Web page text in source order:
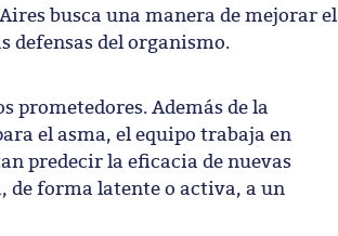
busca una manera de mejorar el
del organismo.
prometedores. Además de la
el asma, el equipo trabaja en
predecir la eficacia de nuevas
de forma latente o activa, a un